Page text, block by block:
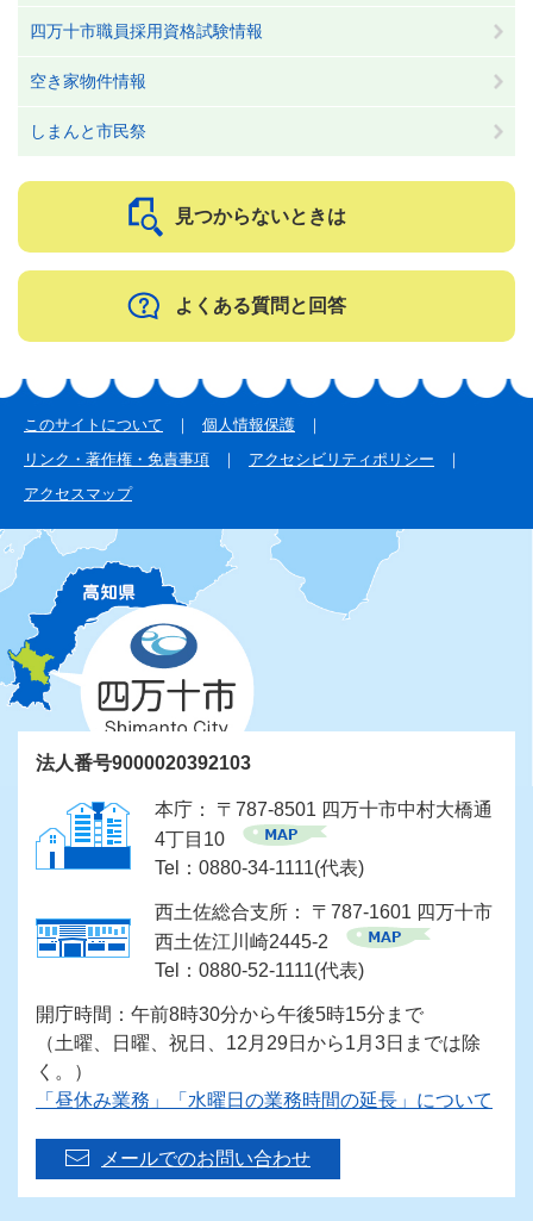
四万十市職員採用資格試験情報
空き家物件情報
しまんと市民祭
見つからないときは
よくある質問と回答
このサイトについて
個人情報保護
リンク・著作権・免責事項
アクセシビリティポリシー
アクセスマップ
法人番号9000020392103
本庁： 〒787-8501 四万十市中村大橋通
4丁目10
Tel：0880-34-1111(代表)
西土佐総合支所： 〒787-1601 四万十市
西土佐江川崎2445-2
Tel：0880-52-1111(代表)
開庁時間：午前8時30分から午後5時15分まで
（土曜、日曜、祝日、12月29日から1月3日までは除
く。）
「昼休み業務」「水曜日の業務時間の延長」について
メールでのお問い合わせ